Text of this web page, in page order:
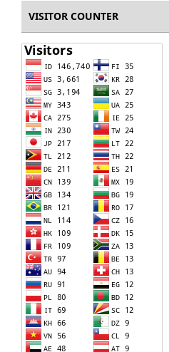
VISITOR COUNTER